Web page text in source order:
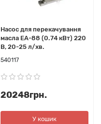
Насос для перекачування
масла EA-88 (0.74 кВт) 220
В, 20-25 л/хв.
540117
20248грн.
У кошик